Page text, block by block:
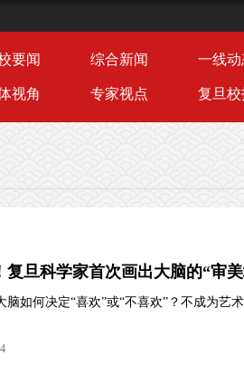
要闻 综合新闻 一线动
视角 专家视点 复旦校
复旦科学家首次画出大脑的“审
脑如何决定“喜欢”或“不喜欢”？不成为艺